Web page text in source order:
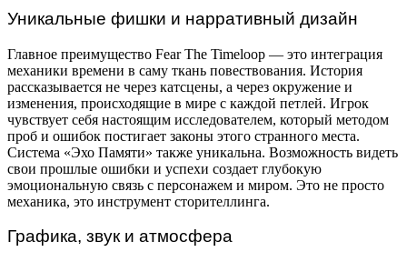
Уникальные фишки и нарративный дизайн
Главное преимущество Fear The Timeloop — это интеграция
механики времени в саму ткань повествования. История
рассказывается не через катсцены, а через окружение и
изменения, происходящие в мире с каждой петлей. Игрок
чувствует себя настоящим исследователем, который методом
проб и ошибок постигает законы этого странного места.
Система «Эхо Памяти» также уникальна. Возможность видеть
свои прошлые ошибки и успехи создает глубокую
эмоциональную связь с персонажем и миром. Это не просто
механика, это инструмент сторителлинга.
Графика, звук и атмосфера